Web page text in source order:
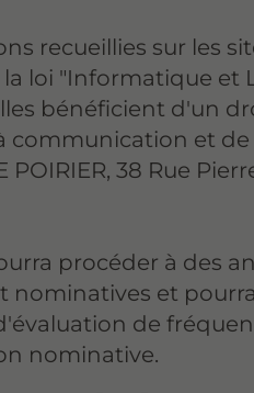
recueillies sur les
loi "Informatique et
bénéficient d'un
communication et de
38 Rue
procéder à des
nominatives et
de
nominative.